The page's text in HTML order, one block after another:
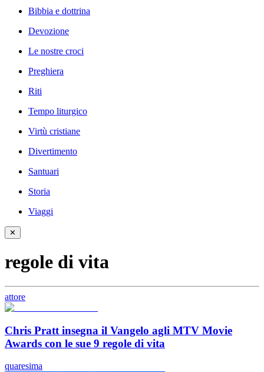
Bibbia e dottrina
Devozione
Le nostre croci
Preghiera
Riti
Tempo liturgico
Virtù cristiane
Divertimento
Santuari
Storia
Viaggi
✕
regole di vita
attore
Chris Pratt insegna il Vangelo agli MTV Movie
Awards con le sue 9 regole di vita
quaresima